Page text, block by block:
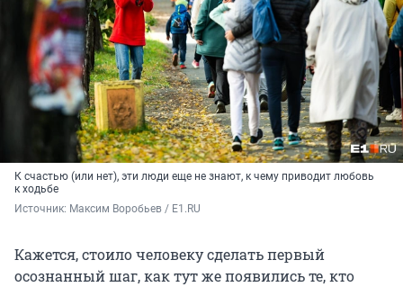
К счастью (или нет), эти люди еще не знают, к чему приводит любовь
к ходьбе
Источник: Максим Воробьев / E1.RU
Кажется, стоило человеку сделать первый
осознанный шаг, как тут же появились те, кто